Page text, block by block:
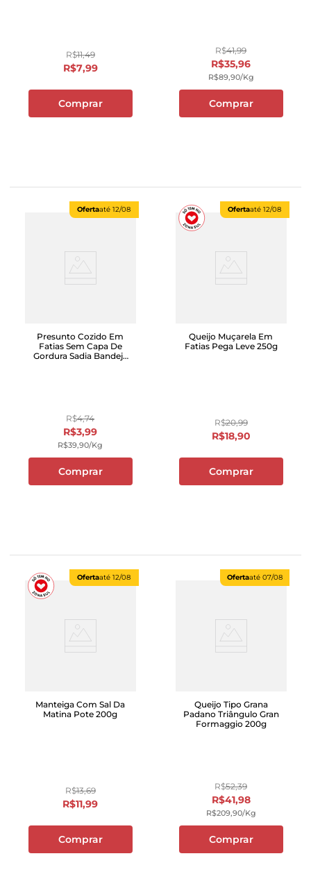
R$11,49
R$7,99
Comprar
R$41,99
R$35,96
R$89,90/kg
Comprar
Ofertaaté 12/08
Presunto Cozido Em
Fatias Sem Capa De
Gordura Sadia Bandeja
R$4,74
R$3,99
R$39,90/kg
Comprar
Ofertaaté 12/08
Queijo Muçarela Em
Fatias Pega Leve 250g
R$20,99
R$18,90
Comprar
Ofertaaté 12/08
Manteiga Com Sal Da
Matina Pote 200g
R$13,69
R$11,99
Comprar
Ofertaaté 07/08
Queijo Tipo Grana
Padano Triângulo Gran
Formaggio 200g
R$52,39
R$41,98
R$209,90/kg
Comprar